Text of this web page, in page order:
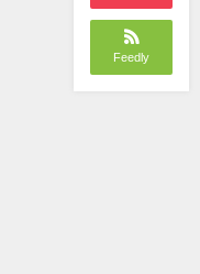
Feedly